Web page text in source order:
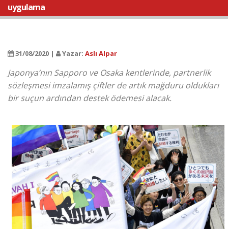
uygulama
31/08/2020 | Yazar: Aslı Alpar
Japonya’nın Sapporo ve Osaka kentlerinde, partnerlik
sözleşmesi imzalamış çiftler de artık mağduru oldukları
bir suçun ardından destek ödemesi alacak.